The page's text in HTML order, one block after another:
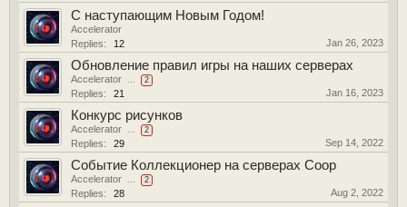
С наступающим Новым Годом!
Accelerator
Replies:
12 Jan 26, 2023
Обновление правил игры на наших серверах
Accelerator ... 2
Replies: 21 Jan 16, 2023
Конкурс рисунков
Accelerator ... 2
Replies: 29 Sep 14, 2022
Событие Коллекционер на серверах Coop
Accelerator ... 2
Replies: 28 Aug 2, 2022